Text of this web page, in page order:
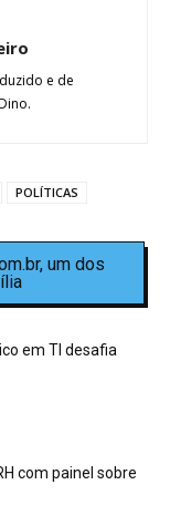
e de
POLÍTICAS
um dos
em TI desafia
com painel sobre